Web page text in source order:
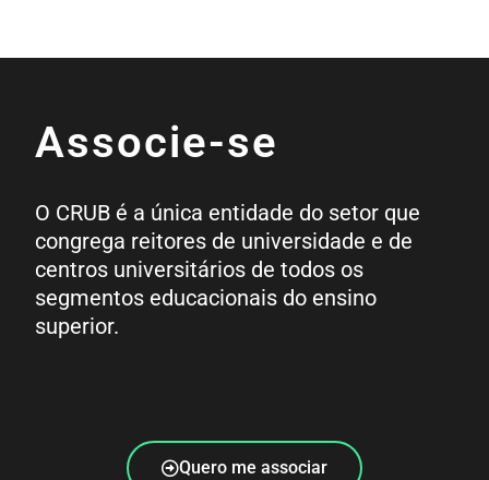
Associe-se
O CRUB é a única entidade do setor que
congrega reitores de universidade e de
centros universitários de todos os
segmentos educacionais do ensino
superior.
Quero me associar